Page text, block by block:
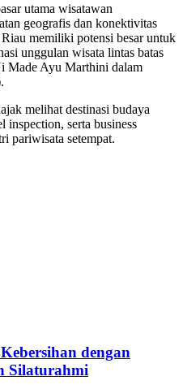
utama wisatawan
geografis dan konektivitas
memiliki potensi besar untuk
unggulan wisata lintas batas
Made Ayu Marthini dalam
melihat destinasi budaya
inspection, serta business
pariwisata setempat.
dengan
Silaturahmi